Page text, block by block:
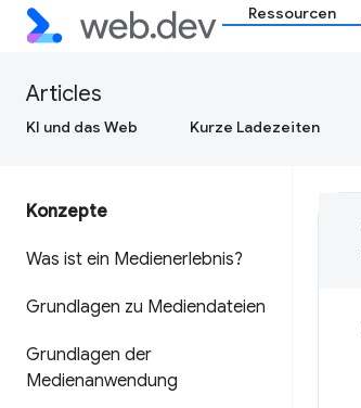
Ressourcen
Articles
KI und das Web Kurze Ladezeiten
Konzepte
Was ist ein Medienerlebnis?
Grundlagen zu Mediendateien
Grundlagen der
Medienanwendung